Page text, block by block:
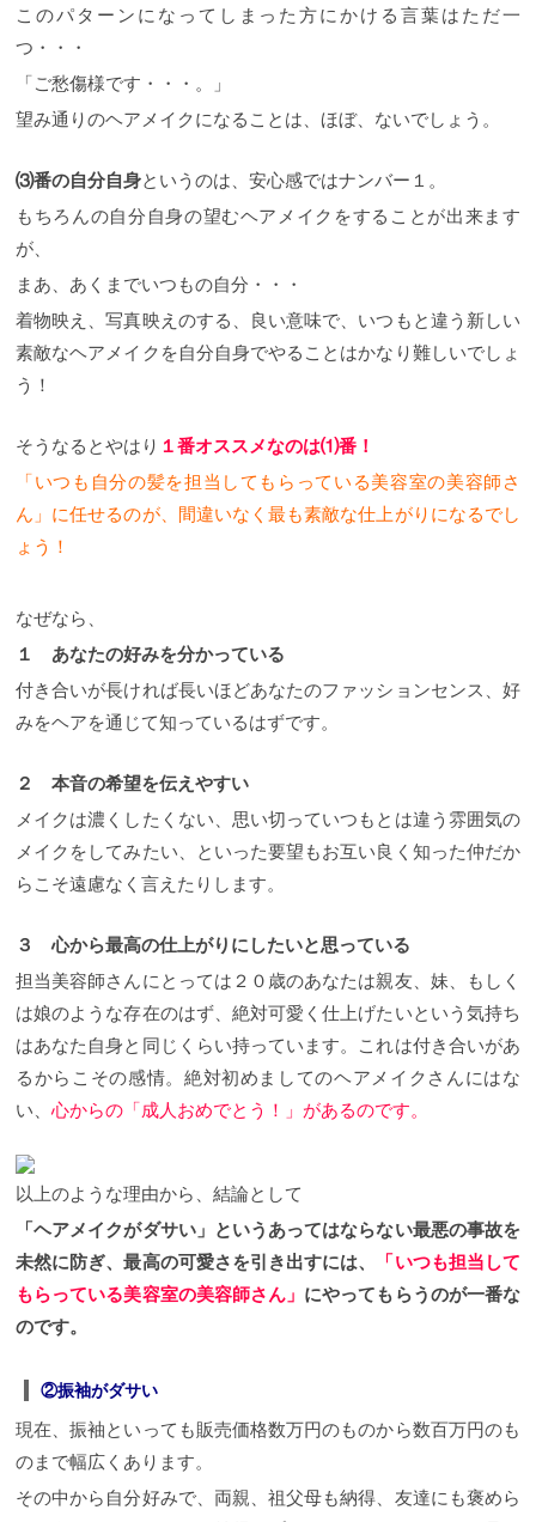
このパターンになってしまった方にかける言葉はただ一
つ・・・
「ご愁傷様です・・・。」
望み通りのヘアメイクになることは、ほぼ、ないでしょう。
⑶番の自分自身というのは、安心感ではナンバー１。
もちろんの自分自身の望むヘアメイクをすることが出来ます
が、
まあ、あくまでいつもの自分・・・
着物映え、写真映えのする、良い意味で、いつもと違う新しい
素敵なヘアメイクを自分自身でやることはかなり難しいでしょ
う！
そうなるとやはり １番オススメなのは⑴番！
「いつも自分の髪を担当してもらっている美容室の美容師さ
ん」に任せるのが、間違いなく最も素敵な仕上がりになるでし
ょう！
なぜなら、
１ あなたの好みを分かっている
付き合いが長ければ長いほどあなたのファッションセンス、好
みをヘアを通じて知っているはずです。
２ 本音の希望を伝えやすい
メイクは濃くしたくない、思い切っていつもとは違う雰囲気の
メイクをしてみたい、といった要望もお互い良く知った仲だか
らこそ遠慮なく言えたりします。
３ 心から最高の仕上がりにしたいと思っている
担当美容師さんにとっては２０歳のあなたは親友、妹、もしく
は娘のような存在のはず、絶対可愛く仕上げたいという気持ち
はあなた自身と同じくらい持っています。これは付き合いがあ
るからこその感情。絶対初めましてのヘアメイクさんにはな
い、 心からの「成人おめでとう！」があるのです。
以上のような理由から、結論として
「ヘアメイクがダサい」というあってはならない最悪の事故を
未然に防ぎ、最高の可愛さを引き出すには、
「いつも担当して
もらっている美容室の美容師さん」 にやってもらうのが一番な
のです。
②振袖がダサい
現在、振袖といっても販売価格数万円のものから数百万円のも
のまで幅広くあります。
その中から自分好みで、両親、祖父母も納得、友達にも褒めら